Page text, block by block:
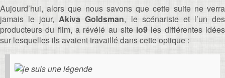
Aujourd’hui, alors que nous savons que cette suite ne verra
jamais le jour,Akiva Goldsman, le scénariste et l’un des
producteurs du film, a révélé au site io9 les différentes idées
sur lesquelles ils avaient travaillé dans cette optique :